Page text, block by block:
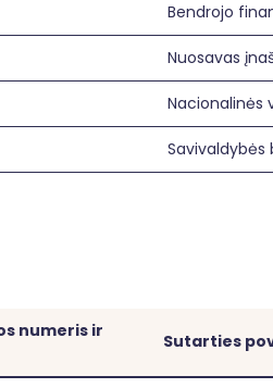
Bendrojo
Nuosavas
Nacionalinės
Savivaldybės
numeris ir
Sutarties